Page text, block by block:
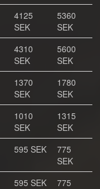
4125
SEK
5360
SEK
4310
SEK
5600
SEK
1370
SEK
1780
SEK
1010
SEK
1315
SEK
595 SEK
775
SEK
595 SEK
775